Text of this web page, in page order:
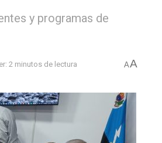
y programas de
2 minutos de lectura AA